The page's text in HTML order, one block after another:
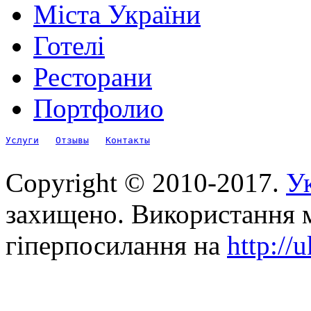
Міста України
Готелі
Ресторани
Портфолио
Услуги Отзывы Контакты
Copyright © 2010-2017.
захищено. Використання
гіперпосилання на http://